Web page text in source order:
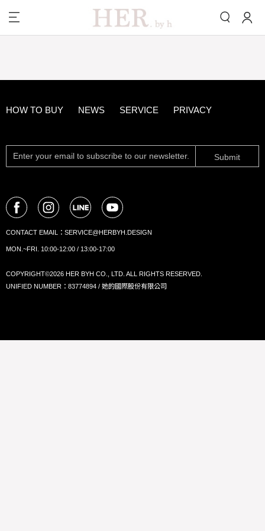
HOW TO BUY NEWS SERVICE PRIVACY
Submit
CONTACT EMAIL： SERVICE@HERBYH.DESIGN
MON.~FRI. 10:00-12:00 / 13:00-17:00
COPYRIGHT©2026 HER BYH CO., LTD. ALL RIGHTS RESERVED.
UNIFIED NUMBER：83774894 / 她的國際股份有限公司